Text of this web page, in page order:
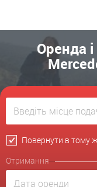
Оренда
Повернути в тому ж
Отримання